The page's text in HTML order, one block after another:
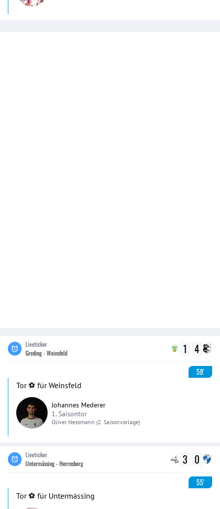
Liveticker
Greding - Weinsfeld
1 4
58'
Tor ⚽️ für Weinsfeld
Johannes Mederer
1. Saisontor
Oliver Nessmann (2. Saisonvorlage)
Liveticker
Untermässing - Herrnsberg
3 0
55'
Tor ⚽️ für Untermässing